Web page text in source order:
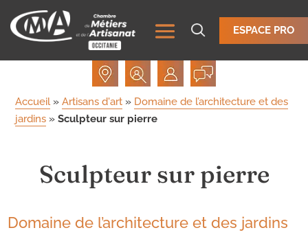
ESPACE PRO
Accueil »Artisans d'art » Domaine de l’architecture et des
jardins »Sculpteur sur pierre
Sculpteur sur pierre
Domaine de l’architecture et des jardins